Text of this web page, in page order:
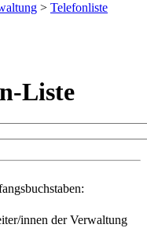
> Telefonliste
Liste
innen der Verwaltung